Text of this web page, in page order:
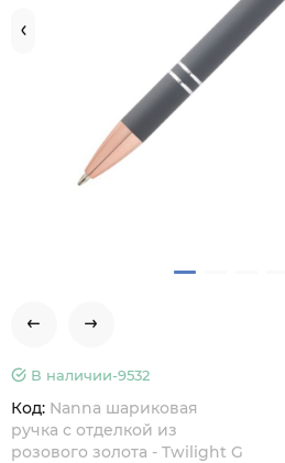
В наличии-9532
Код: Nanna шариковая
ручка с отделкой из
розового золота - Twilight G